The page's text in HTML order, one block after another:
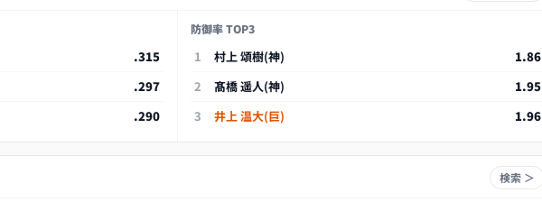
.315
.297
.290
防御率 TOP3
1 村上 頌樹(神)
1.86
2
髙橋 遥人(神)
1.95
3
井上 温大(巨) 1.96
検索 ＞